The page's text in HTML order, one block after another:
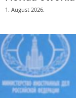
1. August 2026.